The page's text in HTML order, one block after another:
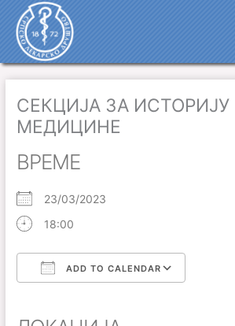
Пређи
садржај
СЕКЦИЈА ЗА ИСТОРИЈУ
МЕДИЦИНЕ
ВРЕМЕ
23/03/2023
18:00
ADD TO CALENDAR